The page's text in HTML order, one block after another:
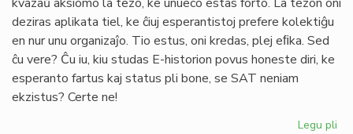
deziras aplikata tiel, ke ĉiuj esperantistoj prefere kolektiĝu
en nur unu organizaĵo. Tio estus, oni kredas, plej eﬁka. Sed
ĉu vere? Ĉu iu, kiu studas E-historion povus honeste diri, ke
esperanto fartus kaj status pli bone, se SAT neniam
ekzistus? Certe ne!
Legu pli